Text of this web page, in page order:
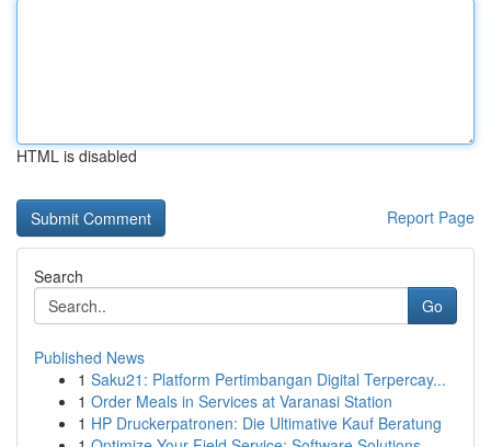
HTML is disabled
Report Page
Search
Go
Published News
1 Saku21: Platform Pertimbangan Digital Terpercay...
1 Order Meals in Services at Varanasi Station
1 HP Druckerpatronen: Die Ultimative Kauf Beratung